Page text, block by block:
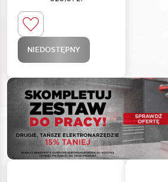
NIEDOSTĘPNY